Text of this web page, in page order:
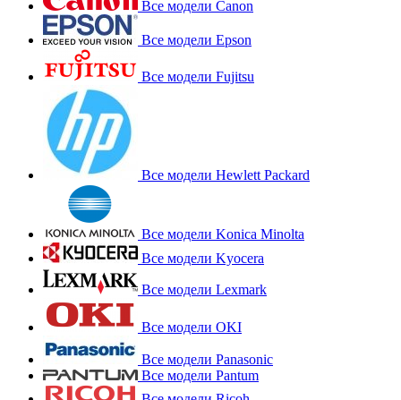
Все модели Canon
Все модели Epson
Все модели Fujitsu
Все модели Hewlett Packard
Все модели Konica Minolta
Все модели Kyocera
Все модели Lexmark
Все модели OKI
Все модели Panasonic
Все модели Pantum